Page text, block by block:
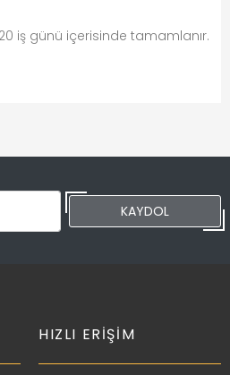
iş günü içerisinde tamamlanır.
KAYDOL
HIZLI ERIŞIM